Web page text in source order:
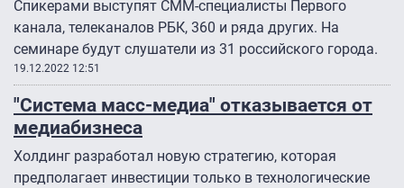
Спикерами выступят СММ-специалисты Первого
канала, телеканалов РБК, 360 и ряда других. На
семинаре будут слушатели из 31 российского города.
19.12.2022 12:51
"Система масс-медиа" отказывается от
медиабизнеса
Холдинг разработал новую стратегию, которая
предполагает инвестиции только в технологические